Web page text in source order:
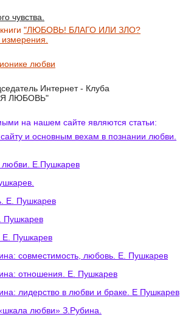
чувства.
"ЛЮБОВЬ! БЛАГО ИЛИ ЗЛО?
любви
Интернет - Клуба
ЛЮБОВЬ"
на нашем сайте являются статьи:
и основным вехам в познании любви.
Е.Пушкарев
Е. Пушкарев
Пушкарев
Е. Пушкарев
совместимость, любовь. Е. Пушкарев
отношения. Е. Пушкарев
лидерство в любви и браке. Е Пушкарев
любви» З.Рубина.